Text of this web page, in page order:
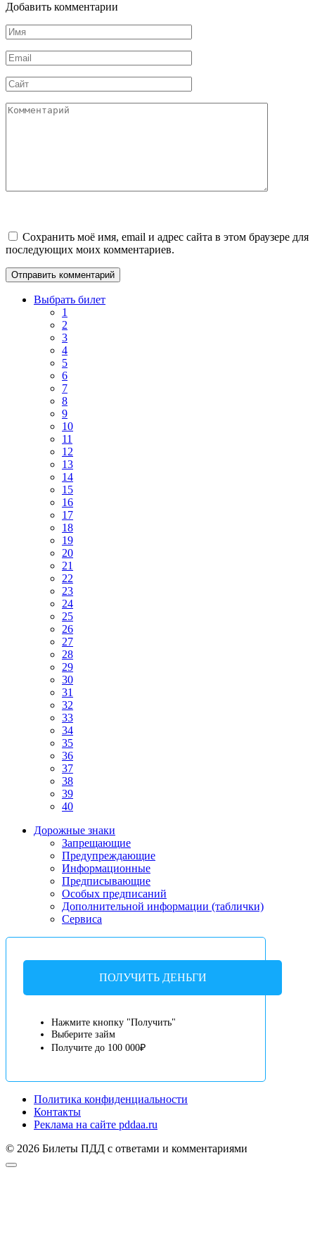
Добавить комментарии
Имя
*
Email
*
Сайт
Комментарий
Сохранить моё имя, email и адрес сайта в этом браузере для
последующих моих комментариев.
Выбрать билет
1
2
3
4
5
6
7
8
9
10
11
12
13
14
15
16
17
18
19
20
21
22
23
24
25
26
27
28
29
30
31
32
33
34
35
36
37
38
39
40
Дорожные знаки
Запрещающие
Предупреждающие
Информационные
Предписывающие
Особых предписаний
Дополнительной информации (таблички)
Сервиса
ПОЛУЧИТЬ ДЕНЬГИ
Нажмите кнопку "Получить"
Выберите займ
Получите до 100 000₽
Политика конфиденциальности
Контакты
Реклама на сайте pddaa.ru
© 2026 Билеты ПДД с ответами и комментариями